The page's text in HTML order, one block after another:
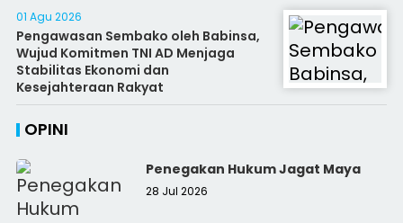
01 Agu 2026
Pengawasan Sembako oleh Babinsa,
Wujud Komitmen TNI AD Menjaga
Stabilitas Ekonomi dan
Kesejahteraan Rakyat
OPINI
Penegakan Hukum Jagat Maya
28 Jul 2026